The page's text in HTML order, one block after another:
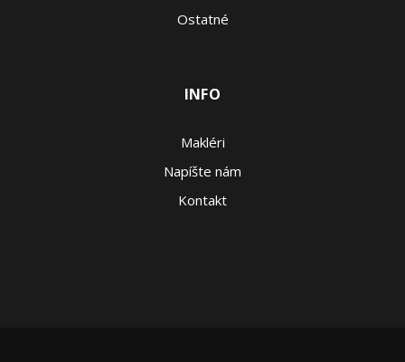
Ostatné
INFO
Makléri
Napíšte nám
Kontakt